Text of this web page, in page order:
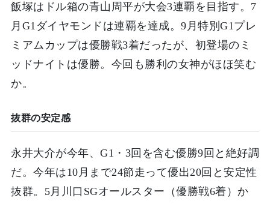
飯塚はドル箱の青山周平が大会3連覇を目指す。7
月G1ダイヤモンドは連覇を達成。9月特別G1プレ
ミアムカップは優勝戦3着だったが、初登場のミ
ッドナイトは優勝。今回も勝利の女神がほほ笑む
か。
抜群の安定感
永井大介が今年、G1・3回を含む優勝9回と絶好調
だ。今年は10月まで24節走って優出20回と安定性
抜群。5月川口SGオールスター（優勝戦6着）か